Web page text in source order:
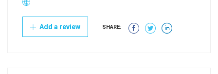
Add a review SHARE: